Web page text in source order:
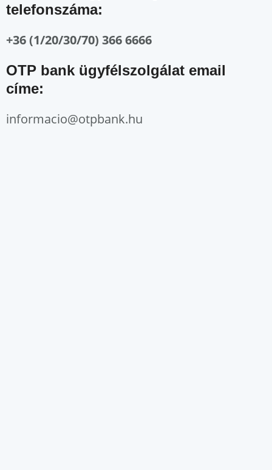
telefonszáma:
+36 (1/20/30/70) 366 6666
OTP bank ügyfélszolgálat email
címe:
informacio@otpbank.hu